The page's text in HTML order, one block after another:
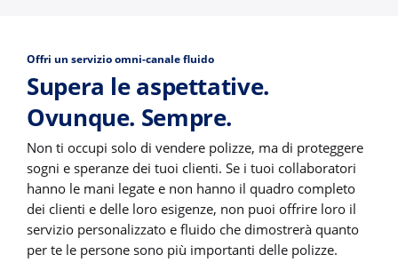
Offri un servizio omni-canale fluido
Supera le aspettative.
Ovunque. Sempre.
Non ti occupi solo di vendere polizze, ma di proteggere
sogni e speranze dei tuoi clienti. Se i tuoi collaboratori
hanno le mani legate e non hanno il quadro completo
dei clienti e delle loro esigenze, non puoi offrire loro il
servizio personalizzato e fluido che dimostrerà quanto
per te le persone sono più importanti delle polizze.